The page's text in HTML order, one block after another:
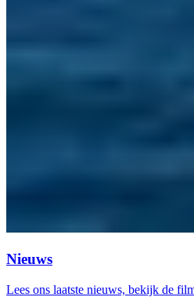
Nieuws
Lees ons laatste nieuws, bekijk de